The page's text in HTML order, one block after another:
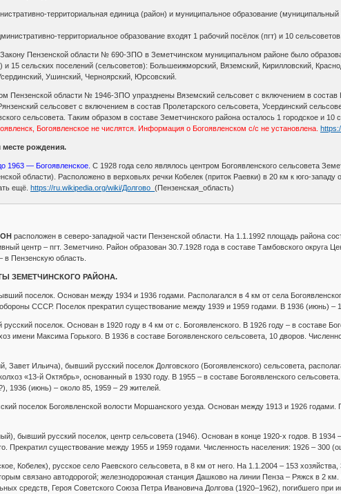
территориальная единица (район) и муниципальное образование
территориальное образование входят 1 рабочий посёлок (пгт) и 10 сельсоветов.
Закону Пензенской области № 690-ЗПО в Земетчинском муниципальном районе было
и 15 сельских поселений (сельсоветов): Большеижморский, Вяземский, Кирилловский,
Ушинский, Черноярский, Юрсовский.
Пензенской области № 1946-ЗПО упразднены Вяземский сельсовет с включением в
сельсовет с включением в состав Пролетарского сельсовета, Усердинский
сельсовета. Таким образом в составе Земетчинского района осталось 1 городское и
Богоявленское не числятся Информация о Богоявленском с/с не установлена.
рождения.
1963 — Богоявленское. С 1928 года село являлось центром Богоявленского сельсовета
области). Расположено в верховьях речки Кобелек (приток Раевки) в 20 км к юго-
ещё.https://ru.wikipedia.org/wiki/Долгово_(Пензенская_область)
расположен в северо-западной части Пензенской области. На 1.1.1992 площадь района
центр – пгт. Земетчино. Район образован 30.7.1928 года в составе Тамбовского округа
Пензенскую область.
ЗЕМЕТЧИНСКОГО РАЙОНА.
поселок. Основан между 1934 и 1936 годами. Располагался в 4 км от села
СССР. Поселок прекратил существование между 1939 и 1959 годами. В 1936 (июнь) –
поселок. Основан в 1920 году в 4 км от с. Богоявленского. В 1926 году – в составе
имени Максима Горького. В 1936 в составе Богоявленского сельсовета, 10 дворов.
Завет Ильича), бывший русский поселок Долговского (Богоявленского) сельсовета,
«13-й Октябрь», основанный в 1930 году. В 1955 – в составе Богоявленского
1936 (июнь) – около 85, 1959 – 29 жителей.
поселок Богоявленской волости Моршанского уезда. Основан между 1913 и 1926
бывший русский поселок, центр сельсовета (1946). Основан в конце 1920-х годов. В 1934
Прекратил существование между 1955 и 1959 годами. Численность населения: 1926 – 300
Кобелек), русское село Раевского сельсовета, в 8 км от него. На 1.1.2004 – 153
связано автодорогой; железнодорожная станция Дашково на линии Пенза – Ряжск в 2
средств, Героя Советского Союза Петра Ивановича Долгова (1920–1962), погибшего